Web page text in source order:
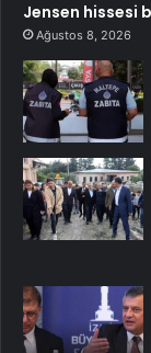
Jensen hissesi
Ağustos 8, 2026